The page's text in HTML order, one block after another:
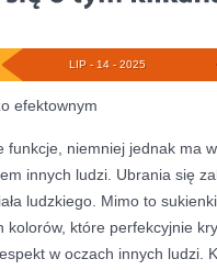
LIP - 14 - 2025
efektownym
funkcje, niemniej jednak ma
innych ludzi. Ubrania się
ludzkiego. Mimo to
kolorów, które perfekcyjnie
w oczach innych ludzi.